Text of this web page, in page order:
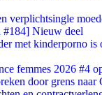
verplichtsingle
#184] Nieuw deel
met kinderporno is
femmes 2026 #4
door grens naar